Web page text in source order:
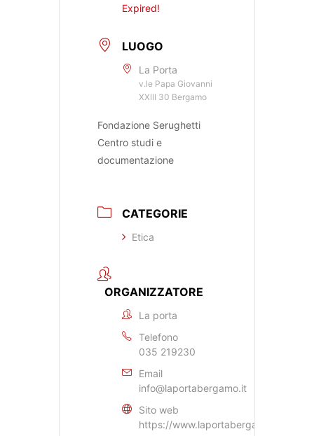
Expired!
LUOGO
La Porta
v.le Papa Giovanni
XXIII 30 Bergamo
Fondazione Serughetti
Centro studi e
documentazione
CATEGORIE
Etica
ORGANIZZATORE
La porta
Telefono
035 219230
Email
info@laportabergamo.it
Sito web
https://www.laportabergamo.it